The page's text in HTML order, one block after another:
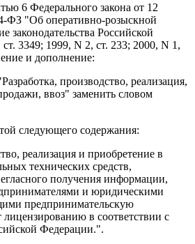
6 Федерального закона от 12
ФЗ "Об оперативно-розыскной
законодательства Российской
3349; 1999, N 2, ст. 233; 2000, N 1,
и дополнение:
производство, реализация,
ввоз" заменить словом
следующего содержания:
реализация и приобретение в
технических средств,
получения информации,
и юридическими
предпринимательскую
лицензированию в соответствии с
Федерации.".